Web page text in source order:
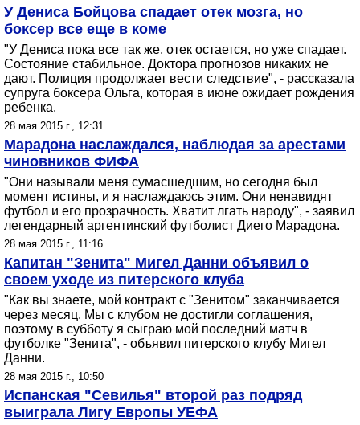
У Дениса Бойцова спадает отек мозга, но
боксер все еще в коме
"У Дениса пока все так же, отек остается, но уже спадает.
Состояние стабильное. Доктора прогнозов никаких не
дают. Полиция продолжает вести следствие", - рассказала
супруга боксера Ольга, которая в июне ожидает рождения
ребенка.
28 мая 2015 г., 12:31
Марадона наслаждался, наблюдая за арестами
чиновников ФИФА
"Они называли меня сумасшедшим, но сегодня был
момент истины, и я наслаждаюсь этим. Они ненавидят
футбол и его прозрачность. Хватит лгать народу", - заявил
легендарный аргентинский футболист Диего Марадона.
28 мая 2015 г., 11:16
Капитан "Зенита" Мигел Данни объявил о
своем уходе из питерского клуба
"Как вы знаете, мой контракт с "Зенитом" заканчивается
через месяц. Мы с клубом не достигли соглашения,
поэтому в субботу я сыграю мой последний матч в
футболке "Зенита", - объявил питерского клубу Мигел
Данни.
28 мая 2015 г., 10:50
Испанская "Севилья" второй раз подряд
выиграла Лигу Европы УЕФА